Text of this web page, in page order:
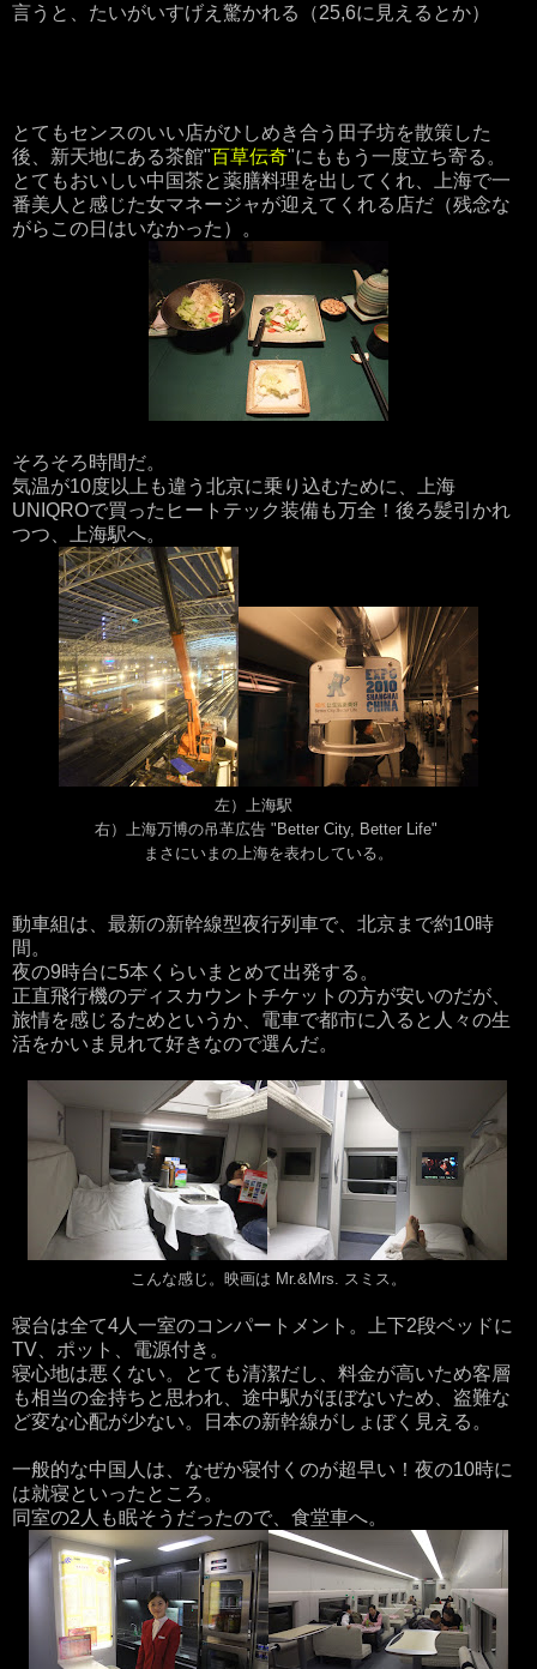
言うと、たいがいすげえ驚かれる（25,6に見えるとか）
とてもセンスのいい店がひしめき合う田子坊を散策した
後、新天地にある茶館"百草伝奇"にももう一度立ち寄る。
とてもおいしい中国茶と薬膳料理を出してくれ、上海で一
番美人と感じた女マネージャが迎えてくれる店だ（残念な
がらこの日はいなかった）。
そろそろ時間だ。
気温が10度以上も違う北京に乗り込むために、上海
UNIQROで買ったヒートテック装備も万全！後ろ髪引かれ
つつ、上海駅へ。
左）上海駅
右）上海万博の吊革広告 "Better City, Better Life"
まさにいまの上海を表わしている。
動車組は、最新の新幹線型夜行列車で、北京まで約10時
間。
夜の9時台に5本くらいまとめて出発する。
正直飛行機のディスカウントチケットの方が安いのだが、
旅情を感じるためというか、電車で都市に入ると人々の生
活をかいま見れて好きなので選んだ。
こんな感じ。映画は Mr.&Mrs. スミス。
寝台は全て4人一室のコンパートメント。上下2段ベッドに
TV、ポット、電源付き。
寝心地は悪くない。とても清潔だし、料金が高いため客層
も相当の金持ちと思われ、途中駅がほぼないため、盗難な
ど変な心配が少ない。日本の新幹線がしょぼく見える。
一般的な中国人は、なぜか寝付くのが超早い！夜の10時に
は就寝といったところ。
同室の2人も眠そうだったので、食堂車へ。